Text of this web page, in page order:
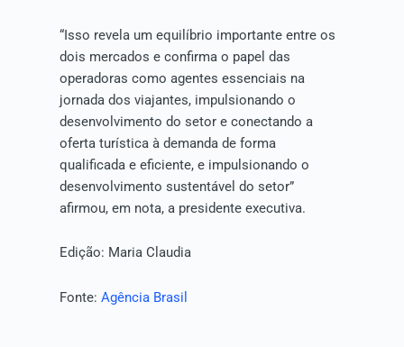
“Isso revela um equilíbrio importante entre os
dois mercados e confirma o papel das
operadoras como agentes essenciais na
jornada dos viajantes, impulsionando o
desenvolvimento do setor e conectando a
oferta turística à demanda de forma
qualificada e eficiente, e impulsionando o
desenvolvimento sustentável do setor”
afirmou, em nota, a presidente executiva.
Edição: Maria Claudia
Fonte: Agência Brasil